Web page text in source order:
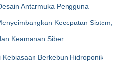
Antarmuka Pengguna
Kecepatan Sistem,
Keamanan Siber
Kebiasaan Berkebun Hidroponik